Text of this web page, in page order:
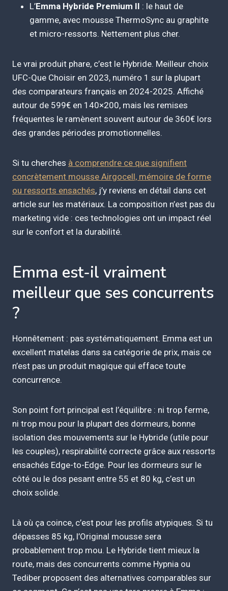
L’Emma Hybride Premium II : le haut de
gamme, avec mousse ThermoSync au graphite
et micro-ressorts. Nettement plus cher.
Le vrai produit phare, c’est le Hybride. Meilleur choix
UFC-Que Choisir en 2023, numéro 1 sur la plupart
des comparateurs français en 2024-2025. Affiché
autour de 599€ en 140×200, mais les remises
fréquentes le ramènent souvent autour de 360€ lors
des grandes périodes promotionnelles.
Si tu cherches à comprendre ce que signifient
concrètement mousse Airgocell, mémoire de forme
ou ressorts ensachés, j’y reviens en détail dans cet
article sur les matériaux. La composition n’est pas du
marketing vide : ces technologies ont un impact réel
sur le confort et la durabilité.
Emma est-il vraiment
meilleur que ses concurrents
?
Honnêtement : pas systématiquement. Emma est un
excellent matelas dans sa catégorie de prix, mais ce
n’est pas un produit magique qui efface toute
concurrence.
Son point fort principal est l’équilibre : ni trop ferme,
ni trop mou pour la plupart des dormeurs, bonne
isolation des mouvements sur le Hybride (utile pour
les couples), respirabilité correcte grâce aux ressorts
ensachés Edge-to-Edge. Pour les dormeurs sur le
côté ou le dos pesant entre 55 et 80 kg, c’est un
choix solide.
Là où ça coince, c’est pour les profils atypiques. Si tu
dépasses 85 kg, l’Original mousse sera
probablement trop mou. Le Hybride tient mieux la
route, mais des concurrents comme Hypnia ou
Tediber proposent des alternatives comparables sur